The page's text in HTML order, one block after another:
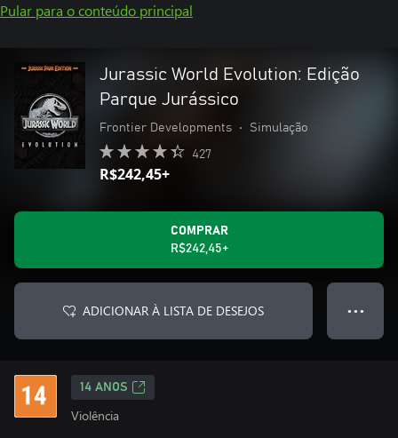
Pular para o conteúdo principal
Jurassic World Evolution: Edição
Parque Jurássico
Frontier Developments • Simulação
427
R$242,45+
COMPRAR
R$242,45+
ADICIONAR À LISTA DE DESEJOS ● ● ●
14 ANOS
Violência